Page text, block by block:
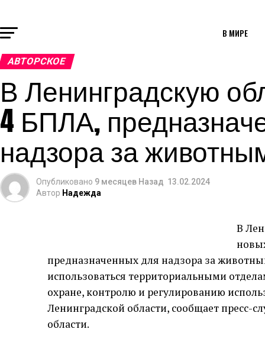
В МИРЕ
АВТОРСКОЕ
В Ленинградскую
4 БПЛА,
надзора за
Опубликовано 9 месяцев Назад 13.02.2024
Автор Надежда
В
предназначенных для надзора за
использоваться территориальными
охране, контролю и регулированию
Ленинградской области, сообщает пресс-
области.